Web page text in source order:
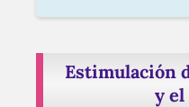
Estimulación
y el